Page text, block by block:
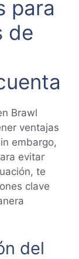
para
de
Brawl
ventajas
embargo,
evitar
te
clave
del